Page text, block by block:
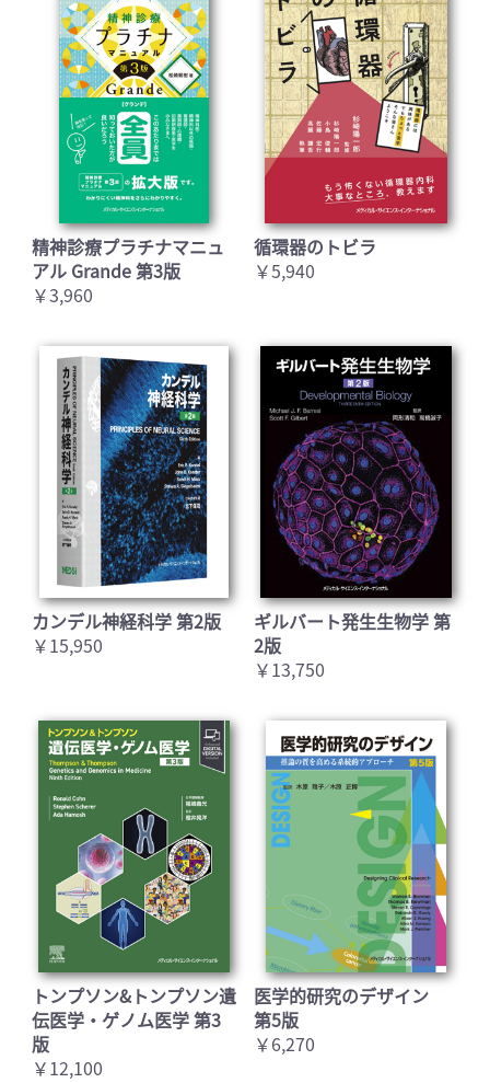
精神診療プラチナマニュ
アル Grande 第3版
￥3,960
循環器のトビラ
￥5,940
カンデル神経科学 第2版
￥15,950
ギルバート発生生物学 第
2版
￥13,750
トンプソン&トンプソン遺
伝医学・ゲノム医学 第3
版
￥12,100
医学的研究のデザイン
第5版
￥6,270